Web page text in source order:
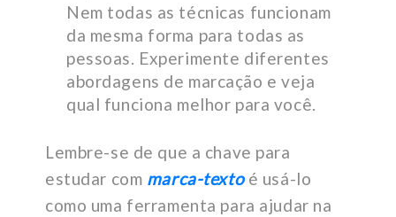
Nem todas as técnicas funcionam
da mesma forma para todas as
pessoas. Experimente diferentes
abordagens de marcação e veja
qual funciona melhor para você.
Lembre-se de que a chave para
estudar com marca-texto é usá-lo
como uma ferramenta para ajudar na